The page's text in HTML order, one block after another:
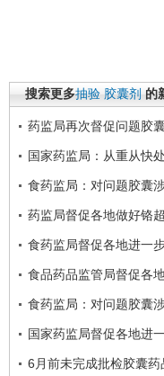
搜索更多抽验 胶囊剂 的
药监局再次督促问题胶
国家药监局：从重从快
食药监局：对问题胶囊
药监局督促各地做好铬
食药监局督促各地进一
食品药品监管局督促各
食药监局：对问题胶囊
国家药监局督促各地进
6月前未完成批检胶囊